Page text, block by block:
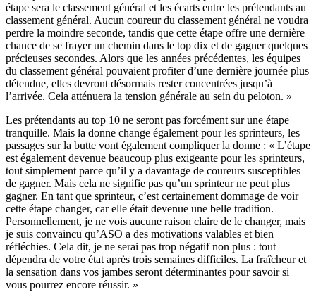
étape sera le classement général et les écarts entre les prétendants au
classement général. Aucun coureur du classement général ne voudra
perdre la moindre seconde, tandis que cette étape offre une dernière
chance de se frayer un chemin dans le top dix et de gagner quelques
précieuses secondes. Alors que les années précédentes, les équipes
du classement général pouvaient profiter d’une dernière journée plus
détendue, elles devront désormais rester concentrées jusqu’à
l’arrivée. Cela atténuera la tension générale au sein du peloton. »
Les prétendants au top 10 ne seront pas forcément sur une étape
tranquille. Mais la donne change également pour les sprinteurs, les
passages sur la butte vont également compliquer la donne : « L’étape
est également devenue beaucoup plus exigeante pour les sprinteurs,
tout simplement parce qu’il y a davantage de coureurs susceptibles
de gagner. Mais cela ne signifie pas qu’un sprinteur ne peut plus
gagner. En tant que sprinteur, c’est certainement dommage de voir
cette étape changer, car elle était devenue une belle tradition.
Personnellement, je ne vois aucune raison claire de le changer, mais
je suis convaincu qu’ASO a des motivations valables et bien
réfléchies. Cela dit, je ne serai pas trop négatif non plus : tout
dépendra de votre état après trois semaines difficiles. La fraîcheur et
la sensation dans vos jambes seront déterminantes pour savoir si
vous pourrez encore réussir. »